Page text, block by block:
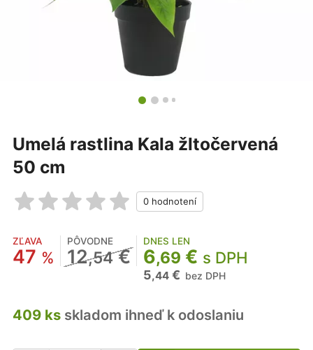
Umelá rastlina Kala žltočervená
50 cm
ZĽAVA
47 %
PÔVODNE
12,54€
DNES LEN
6,69 € s DPH
5,44€ bez DPH
409 ksskladom ihneď k odoslaniu